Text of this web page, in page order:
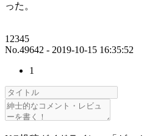
った。
12345
No.49642 - 2019-10-15 16:35:52
1